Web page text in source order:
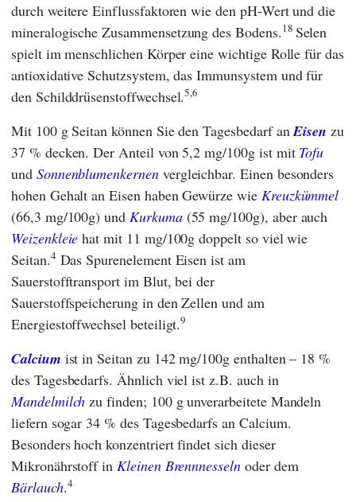
durch weitere Einflussfaktoren wie den pH-Wert und die
mineralogische Zusammensetzung des Bodens.18 Selen
spielt im menschlichen Körper eine wichtige Rolle für das
antioxidative Schutzsystem, das Immunsystem und für
den Schilddrüsenstoffwechsel.5,6
Mit 100 g Seitan können Sie den Tagesbedarf anEisen zu
37 % decken. Der Anteil von 5,2 mg/100g ist mit Tofu
und Sonnenblumenkernenvergleichbar. Einen besonders
hohen Gehalt an Eisen haben Gewürze wie Kreuzkümmel
(66,3 mg/100g) und Kurkuma(55 mg/100g), aber auch
Weizenkleie hat mit 11 mg/100g doppelt so viel wie
Seitan.4 Das Spurenelement Eisen ist am
Sauerstofftransport im Blut, bei der
Sauerstoffspeicherung in den Zellen und am
Energiestoffwechsel beteiligt.9
Calcium ist in Seitan zu 142 mg/100g enthalten – 18 %
des Tagesbedarfs. Ähnlich viel ist z.B. auch in
Mandelmilch zu finden; 100 g unverarbeitete Mandeln
liefern sogar 34 % des Tagesbedarfs an Calcium.
Besonders hoch konzentriert findet sich dieser
Mikronährstoff inKleinen Brennnesselnoder dem
Bärlauch.4